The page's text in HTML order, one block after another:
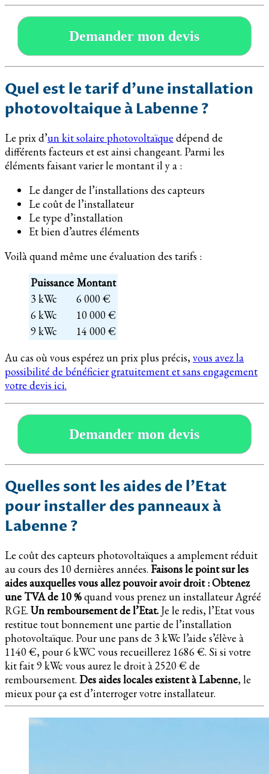
Demander mon devis
Quel est le tarif d’une installation
photovoltaique à Labenne ?
Le prix d’un kit solaire photovoltaïque dépend de
différents facteurs et est ainsi changeant. Parmi les
éléments faisant varier le montant il y a :
Le danger de l’installations des capteurs
Le coût de l’installateur
Le type d’installation
Et bien d’autres éléments
Voilà quand même une évaluation des tarifs :
Puissance Montant
3 kWc
6 000 €
6 kWc
10 000 €
9 kWc
14 000 €
Au cas où vous espérez un prix plus précis, vous avez la
possibilité de bénéficier gratuitement et sans engagement
votre devis ici.
Demander mon devis
Quelles sont les aides de l’Etat
pour installer des panneaux à
Labenne ?
Le coût des capteurs photovoltaïques a amplement réduit
au cours des 10 dernières années. Faisons le point sur les
aides auxquelles vous allez pouvoir avoir droit :Obtenez
une TVA de 10 %quand vous prenez un installateur Agréé
RGE. Un remboursement de l’Etat. Je le redis, l’Etat vous
restitue tout bonnement une partie de l’installation
photovoltaïque. Pour une pans de 3 kWc l’aide s’élève à
1140 €, pour 6 kWC vous recueillerez 1686 €. Si si votre
kit fait 9 kWc vous aurez le droit à 2520 € de
remboursement. Des aides locales existent à Labenne, le
mieux pour ça est d’interroger votre installateur.